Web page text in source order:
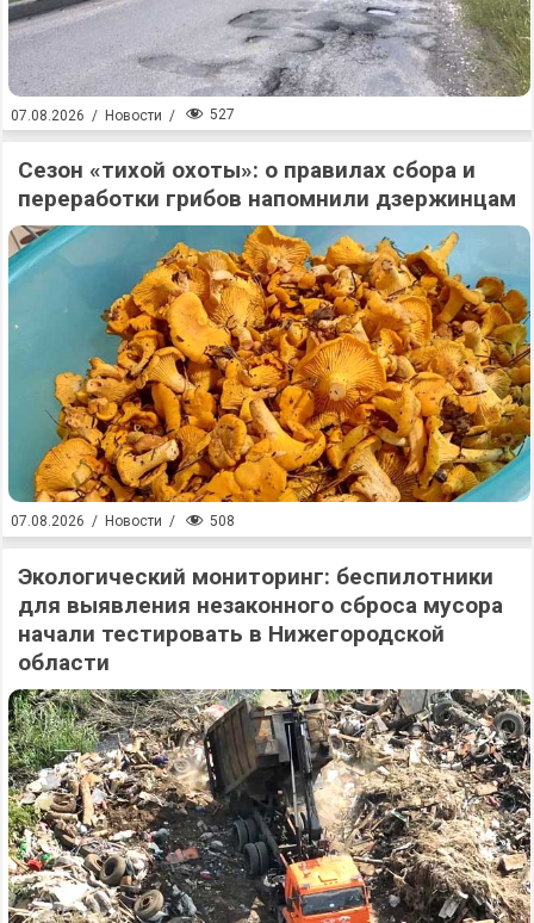
07.08.2026 / Новости / 527
Сезон «тихой охоты»: о правилах сбора и
переработки грибов напомнили дзержинцам
07.08.2026 / Новости / 508
Экологический мониторинг: беспилотники
для выявления незаконного сброса мусора
начали тестировать в Нижегородской
области